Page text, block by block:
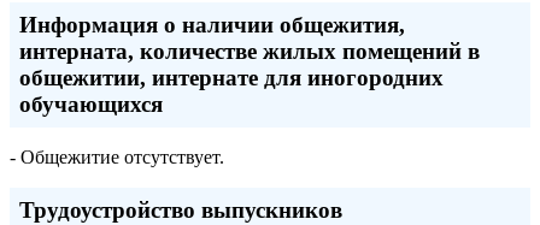
Информация о наличии общежития,
интерната, количестве жилых помещений в
общежитии, интернате для иногородних
обучающихся
- Общежитие отсутствует.
Трудоустройство выпускников